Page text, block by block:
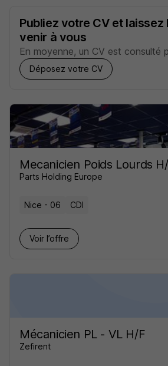
Publiez votre CV et
venir à vous
En moyenne, un CV est consulté
Déposez votre CV
Mecanicien Poids Lourds
Parts Holding Europe
Nice - 06 CDI
Voir l’offre
Mécanicien PL - VL H/F
Zefirent